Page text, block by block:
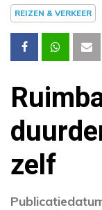
REIZEN & VERKEER
zelf